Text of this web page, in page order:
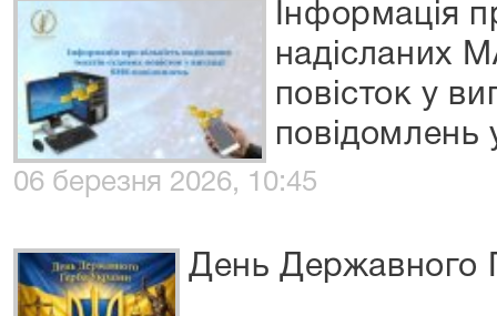
Інформація
надісланих
повісток у
повідомлень
06 березня 2026, 10:45
День Державного